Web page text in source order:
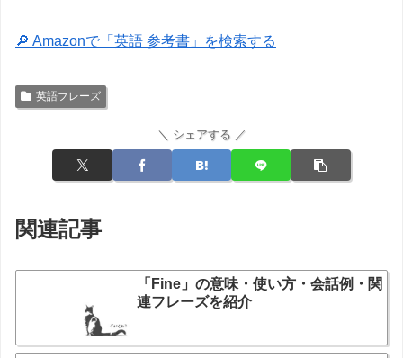
🔎 Amazonで「英語 参考書」を検索する
英語フレーズ
＼ シェアする ／
関連記事
「Fine」の意味・使い方・会話例・関
連フレーズを紹介